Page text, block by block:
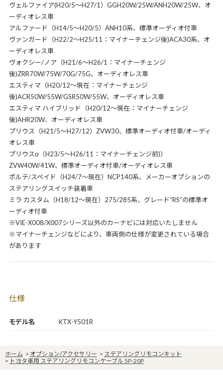
モデル名 KTX-Y501R
ヴェルファイア(H20/5～H27/1）GGH20W/25W/ANH20W/25W、オ
ーディオレス車
アルファード（H14/5～H20/5）ANH10系、標準オーディオ付車
ヴァンガード（H22/2～H25/11：マイナーチェンジ後)ACA30系、オ
ーディオレス車
ヴォクシー/ノア（H21/6～H26/1：マイナーチェンジ
後)ZRR70W/75W/70G/75G、オーディオレス車
エスティマ（H20/12～現在：マイナーチェンジ
後)ACR50W/55W/GSR50W/55W、オーディオレス車
エスティマ ハイブリッド（H20/12～現在：マイナーチェンジ
後)AHR20W、オーディオレス車
プリウス（H21/5～H27/12）ZVW30、標準オーディオ付車/オーディ
オレス車
プリウスα（H23/5～H26/11：マイナーチェンジ前)）
ZVW40W/41W、標準オーディオ付車/オーディオレス車
ポルテ/スペイド（H24/7～現在）NCP140系、メーカーオプションの
ステアリングスイッチ装着車
ミラ カスタム（H18/12～現在）275/285系、グレード“RS”の標準オ
ーディオ付車
※VIE-X008/X007シリーズ以外のカーナビには対応いたしません
※マイナーチェンジなどにより、車両側の仕様が変更されている場合
があります
仕様
ホーム > オプション/アクセサリー > ステアリングリモコンキット
> トヨタ車用 ステアリングリモコンケーブル 5P-20P